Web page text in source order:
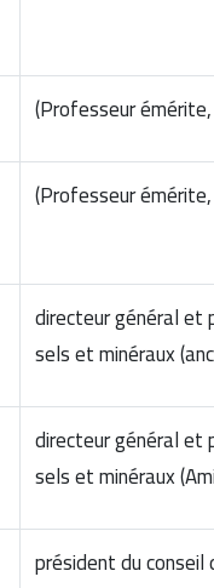
directeur général et
sels et minéraux
directeur général et
sels et minéraux
président du